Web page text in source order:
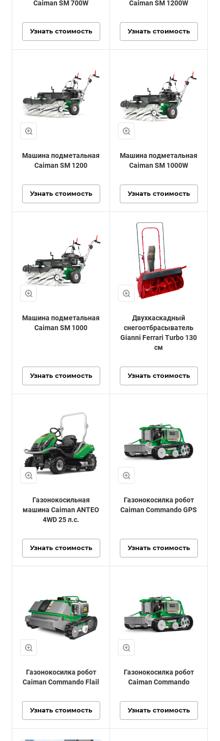
Caiman SM 700W
Узнать стоимость
Caiman SM 1200W
Узнать стоимость
Машина подметальная
Caiman SM 1200
Узнать стоимость
Машина подметальная
Caiman SM 1000W
Узнать стоимость
Машина подметальная
Caiman SM 1000
Узнать стоимость
Двухкаскадный
снегоотбрасыватель
Gianni Ferrari Turbo 130
см
Узнать стоимость
Газонокосильная
машина Caiman ANTEO
4WD 25 л.с.
Узнать стоимость
Газонокосилка робот
Caiman Commando GPS
Узнать стоимость
Газонокосилка робот
Caiman Commando Flail
Узнать стоимость
Газонокосилка робот
Caiman Commando
Узнать стоимость